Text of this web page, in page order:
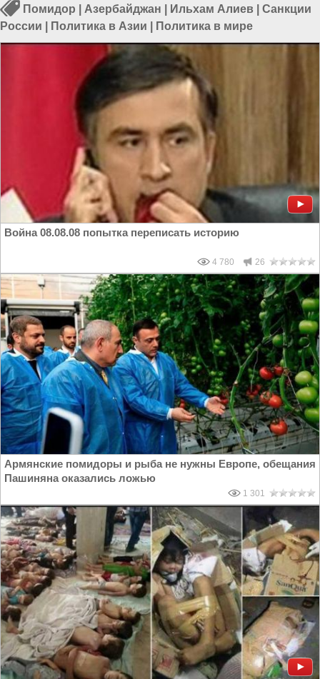
Помидор Азербайджан Ильхам Алиев
Санкции
России
Политика в Азии Политика в мире
Война 08.08.08 попытка переписать историю
4 780 26
Армянские помидоры и рыба не нужны Европе, обещания
Пашиняна оказались ложью
1 301